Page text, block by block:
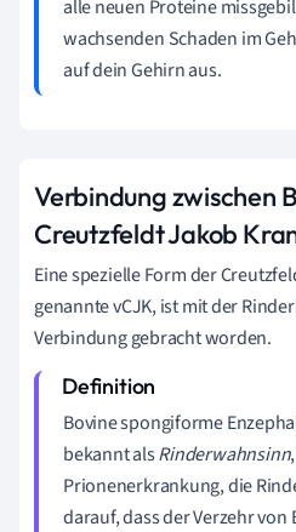
alle neuen Proteine
wachsenden Schaden im
auf dein Gehirn aus.
Verbindung zwischen
Creutzfeldt Jakob
Eine spezielle Form der
genannte vCJK, ist mit der
Verbindung gebracht worden.
Bovine spongiforme
bekannt alsRinderwahnsinn
Prionenerkrankung, die
darauf, dass der Verzehr